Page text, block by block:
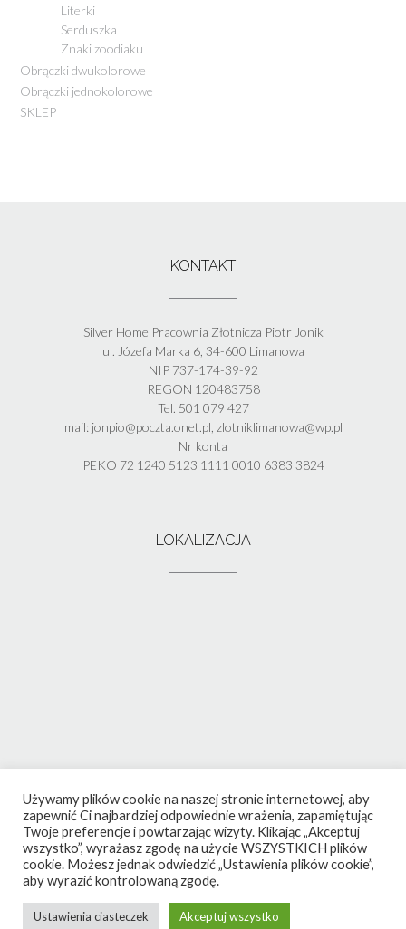
Literki
Serduszka
Znaki zoodiaku
Obrączki dwukolorowe
Obrączki jednokolorowe
SKLEP
KONTAKT
Silver Home Pracownia Złotnicza Piotr Jonik
ul. Józefa Marka 6, 34-600 Limanowa
NIP 737-174-39-92
REGON 120483758
Tel. 501 079 427
mail: jonpio@poczta.onet.pl, zlotniklimanowa@wp.pl
Nr konta
PEKO 72 1240 5123 1111 0010 6383 3824
LOKALIZACJA
Theme byOut the Box
Używamy plików cookie na naszej stronie internetowej, aby
zapewnić Ci najbardziej odpowiednie wrażenia, zapamiętując
Twoje preferencje i powtarzając wizyty. Klikając „Akceptuj
wszystko”, wyrażasz zgodę na użycie WSZYSTKICH plików
cookie. Możesz jednak odwiedzić „Ustawienia plików cookie”,
aby wyrazić kontrolowaną zgodę.
Ustawienia ciasteczek Akceptuj wszystko